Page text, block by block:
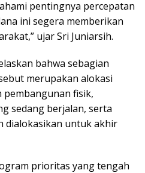
pentingnya percepatan
ini segera memberikan
ujar Sri Juniarsih.
bahwa sebagian
merupakan alokasi
fisik,
sedang berjalan, serta
dialokasikan untuk akhir
prioritas yang tengah